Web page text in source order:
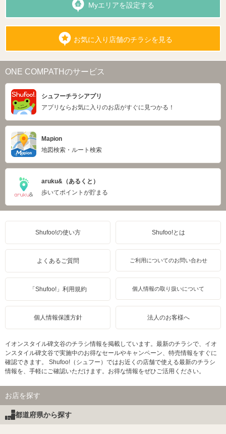
Myエリアを設定する
お気に入り店舗のチラシを見る
ONE COMPATHのサービス
シュフーチラシアプリ
アプリならお気に入りのお店がすぐに見つかる！
Mapion
地図検索・ルート検索
aruku&（あるくと）
歩いてポイントが貯まる
Shufoo!の使い方 Shufoo!とは
よくあるご質問 ご利用についてのお問い合わせ
「Shufoo!」利用規約 個人情報の取り扱いについて
個人情報保護方針 法人のお客様へ
イオンスタイル碑文谷のチラシ情報を掲載しています。最新のチラシで、イオ
ンスタイル碑文谷で実施中のお得なセールやキャンペーン、特売情報をすぐに
確認できます。 Shufoo!（シュフー）ではお近くの店舗で使える最新のチラシ
情報を、手軽にご確認いただけます。お得な情報をぜひご活用ください。
お店を探す
都道府県から探す